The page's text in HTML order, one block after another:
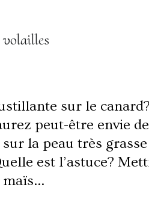
volailles
sur le
peut-être envie
la peau très
est l’astuce?
maïs…